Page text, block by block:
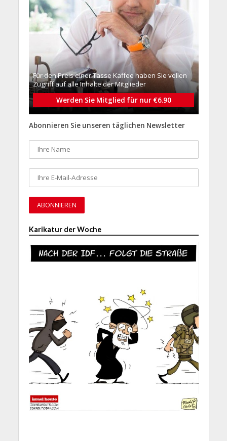
Für den Preis einer Tasse Kaffee haben Sie vollen
Zugriff auf alle Inhalte der Mitglieder
Werden Sie Mitglied für nur €6.90
Abonnieren Sie unseren täglichen Newsletter
Karikatur der Woche